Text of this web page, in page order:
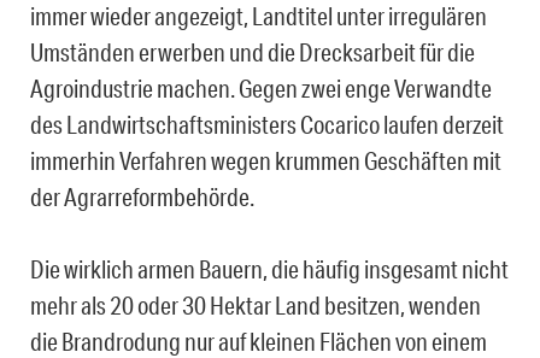
immer wieder angezeigt, Landtitel unter irregulären
Umständen erwerben und die Drecksarbeit für die
Agroindustrie machen. Gegen zwei enge Verwandte
des Landwirtschaftsministers Cocarico laufen derzeit
immerhin Verfahren wegen krummen Geschäften mit
der Agrarreformbehörde.
Die wirklich armen Bauern, die häufig insgesamt nicht
mehr als 20 oder 30 Hektar Land besitzen, wenden
die Brandrodung nur auf kleinen Flächen von einem